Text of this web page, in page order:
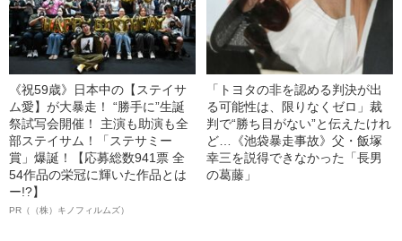
《祝59歳》日本中の【ステイサ
ム愛】が大暴走！ “勝手に”生誕
祭試写会開催！ 主演も助演も全
部ステイサム！「ステサミー
賞」爆誕！【応募総数941票 全
54作品の栄冠に輝いた作品とは
ー!?】
PR（（株）キノフィルムズ）
「トヨタの非を認める判決が出
る可能性は、限りなくゼロ」裁
判で“勝ち目がない”と伝えたけれ
ど…《池袋暴走事故》父・飯塚
幸三を説得できなかった「長男
の葛藤」